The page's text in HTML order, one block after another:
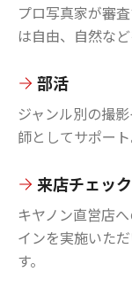
プロ写真家が審
は自由、自然など
部活
ジャンル別の撮
師としてサポート
来店チェッ
キヤノン直営店
インを実施いた
す。